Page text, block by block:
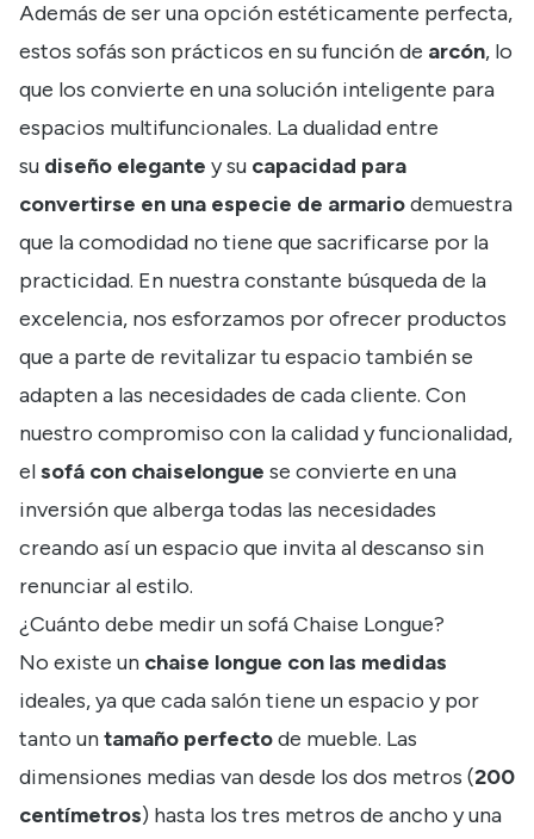
Además de ser una opción estéticamente perfecta,
estos sofás son prácticos en su función de arcón, lo
que los convierte en una solución inteligente para
espacios multifuncionales. La dualidad entre
su diseño elegante y su capacidad para
convertirse en una especie de armariodemuestra
que la comodidad no tiene que sacrificarse por la
practicidad. En nuestra constante búsqueda de la
excelencia, nos esforzamos por ofrecer productos
que a parte de revitalizar tu espacio también se
adapten a las necesidades de cada cliente. Con
nuestro compromiso con la calidad y funcionalidad,
elsofá con chaiselongue se convierte en una
inversión que alberga todas las necesidades
creando así un espacio que invita al descanso sin
renunciar al estilo.
¿Cuánto debe medir un sofá Chaise Longue?
No existe un chaise longue con las medidas
ideales, ya que cada salón tiene un espacio y por
tanto untamaño perfectode mueble. Las
dimensiones medias van desde los dos metros (200
centímetros) hasta los tres metros de ancho y una